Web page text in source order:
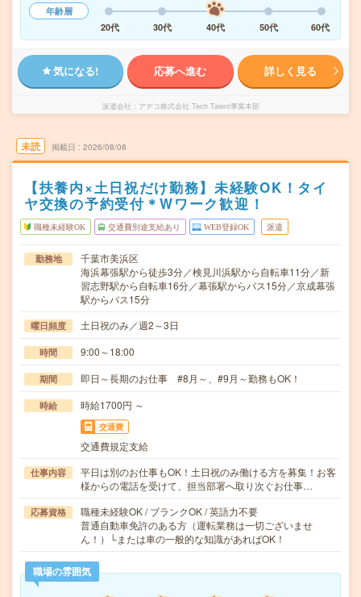
年齢層
20代
30代 40代 50代 60代
気になる! 応募へ進む 詳しく見る
派遣会社 アデコ株式会社 Tech Talent事業本部
未読 掲載日 2026/08/08
【扶養内×土日祝だけ勤務】未経験OK！タイ
ヤ交換の予約受付＊Wワーク歓迎！
職種未経験OK 交通費別途支給あり WEB登録OK 派遣
勤務地
千葉市美浜区
海浜幕張駅から徒歩3分／検見川浜駅から自転車11分／新
習志野駅から自転車16分／幕張駅からバス15分／京成幕張
駅からバス15分
曜日頻度 土日祝のみ／週2～3日
時間 9:00～18:00
期間 即日～長期のお仕事 #8月～、#9月～勤務もOK！
時給 時給1700円 ～
交通費
交通費規定支給
仕事内容
平日は別のお仕事もOK！土日祝のみ働ける方を募集！お客
様からの電話を受けて、担当部署へ取り次ぐお仕事…
応募資格
職種未経験OK / ブランクOK / 英語力不要
普通自動車免許のある方（運転業務は一切ございませ
ん！）└または車の一般的な知識があればOK！
職場の雰囲気